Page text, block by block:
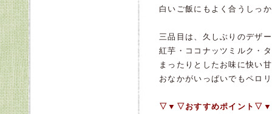
白いご飯にもよく合うしっ
三品目は、久しぶりのデザ
紅芋・ココナッツミルク・
まったりとしたお味に快い
おなかがいっぱいでもペロ
▽▼▽おすすめポイント